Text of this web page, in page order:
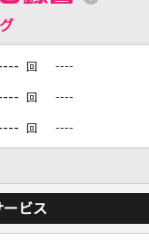
DAMに会員登録・ログインして
回 ----
回 ----
回 ----
ービス